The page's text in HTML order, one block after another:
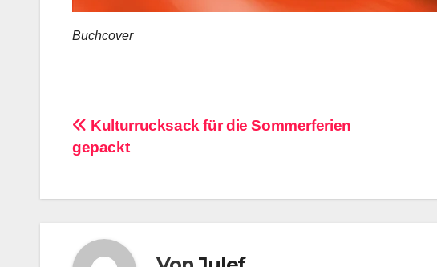
Buchcover
Beitragsnavigation
Kulturrucksack für die Sommerferien
gepackt